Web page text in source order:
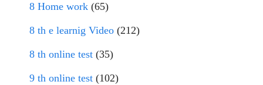
8 Home work (65)
8 th e learnig Video (212)
8 th online test (35)
9 th online test (102)